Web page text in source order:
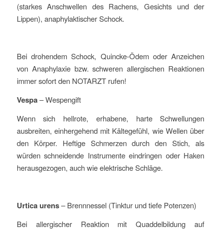
(starkes Anschwellen des Rachens, Gesichts und der
Lippen), anaphylaktischer Schock.
Bei drohendem Schock, Quincke-Ödem oder Anzeichen
von Anaphylaxie bzw. schweren allergischen Reaktionen
immer sofort den NOTARZT rufen!
Vespa– Wespengift
Wenn sich hellrote, erhabene, harte Schwellungen
ausbreiten, einhergehend mit Kältegefühl, wie Wellen über
den Körper. Heftige Schmerzen durch den Stich, als
würden schneidende Instrumente eindringen oder Haken
herausgezogen, auch wie elektrische Schläge.
Urtica urens– Brennnessel (Tinktur und tiefe Potenzen)
Bei allergischer Reaktion mit Quaddelbildung auf